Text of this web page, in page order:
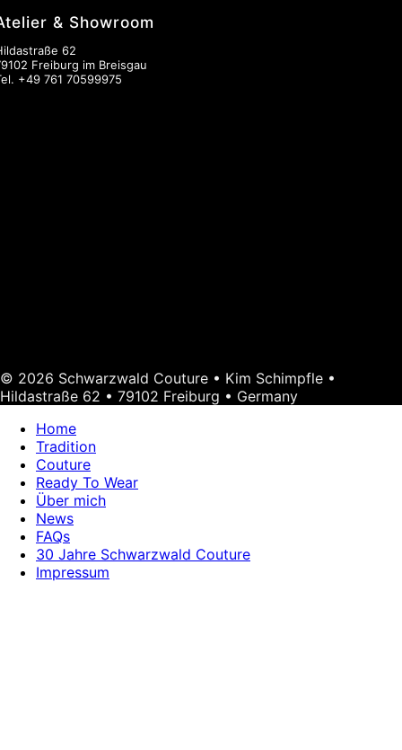
& Showroom
62
Freiburg im Breisgau
+49 761 70599975
© 2026 Schwarzwald Couture • Kim Schimpfle •
Hildastraße 62 • 79102 Freiburg • Germany
Home
Tradition
Couture
Ready To Wear
Über mich
News
FAQs
30 Jahre Schwarzwald Couture
Impressum